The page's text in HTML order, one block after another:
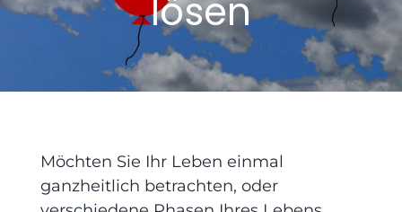
Praxisräume
lösen
Möchten Sie Ihr Leben einmal
ganzheitlich betrachten, oder